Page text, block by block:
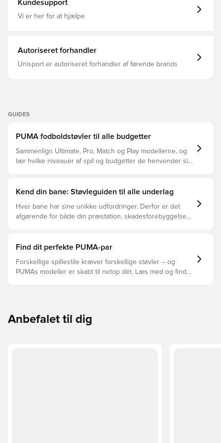
både naturgræs- og kunstgræsbaner.
Kundesupport
Vi er her for at hjælpe
Autoriseret forhandler
Unisport er autoriseret forhandler af førende brands
GUIDES
PUMA fodboldstøvler til alle budgetter
Sammenlign Ultimate, Pro, Match og Play modellerne, og
lær hvilke niveauer af spil og budgetter de henvender sig
Kend din bane: Støvleguiden til alle underlag
Hver bane har sine unikke udfordringer. Derfor er det
afgørende for både din præstation, skadesforebyggelse
støvler der er det bedste valg til de forskellige typer
Find dit perfekte PUMA-par
Forskellige spillestile kræver forskellige støvler – og
PUMAs modeller er skabt til netop dét. Læs med og find
Anbefalet til dig